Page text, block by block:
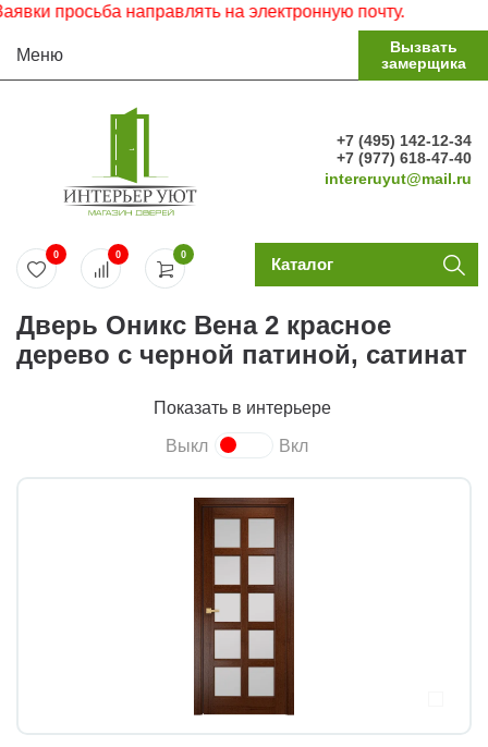
просьба направлять на электронную почту.
Меню
Вызвать
замерщика
+7 (495) 142-12-34
+7 (977) 618-47-40
intereruyut@mail.ru
0
0 0 Каталог
Дверь Оникс Вена 2 красное
дерево с черной патиной, сатинат
Показать в интерьере
Выкл Вкл